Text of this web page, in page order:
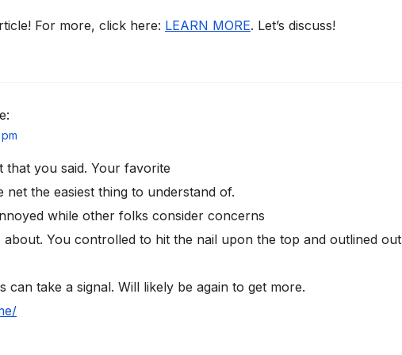
For more, click here: LEARN MORE. Let’s discuss!
that you said. Your favorite
net the easiest thing to understand of.
while other folks consider concerns
about. You controlled to hit the nail upon the top and outlined out
can take a signal. Will likely be again to get more.